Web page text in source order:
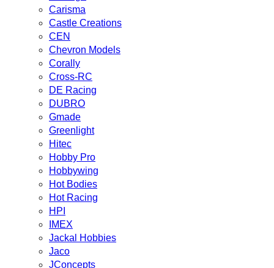
Carisma
Castle Creations
CEN
Chevron Models
Corally
Cross-RC
DE Racing
DUBRO
Gmade
Greenlight
Hitec
Hobby Pro
Hobbywing
Hot Bodies
Hot Racing
HPI
IMEX
Jackal Hobbies
Jaco
JConcepts